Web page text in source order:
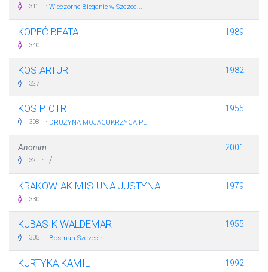
311 · Wieczorne Bieganie w Szczec...
KOPEĆ BEATA
340
1989
KOS ARTUR
327
1982
KOS PIOTR
308 · DRUŻYNA MOJACUKRZYCA.PL
1955
Anonim
32 · - / -
2001
KRAKOWIAK-MISIUNA JUSTYNA
330
1979
KUBASIK WALDEMAR
305 · Bosman Szczecin
1955
KURTYKA KAMIL 1992